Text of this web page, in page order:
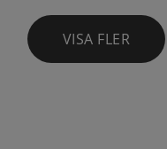
VISA FLER